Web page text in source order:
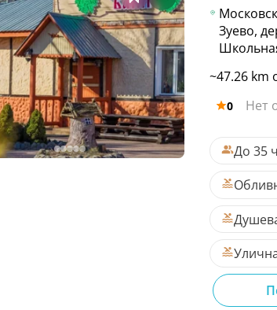
Зуево,
~47.26 km
0 Нет
До 35